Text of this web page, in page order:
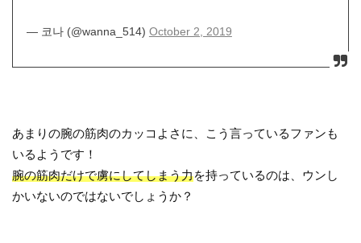
— 코나 (@wanna_514) October 2, 2019
あまりの腕の筋肉のカッコよさに、こう言っているファンも
いるようです！
腕の筋肉だけで虜にしてしまう力を持っているのは、ウンし
かいないのではないでしょうか？